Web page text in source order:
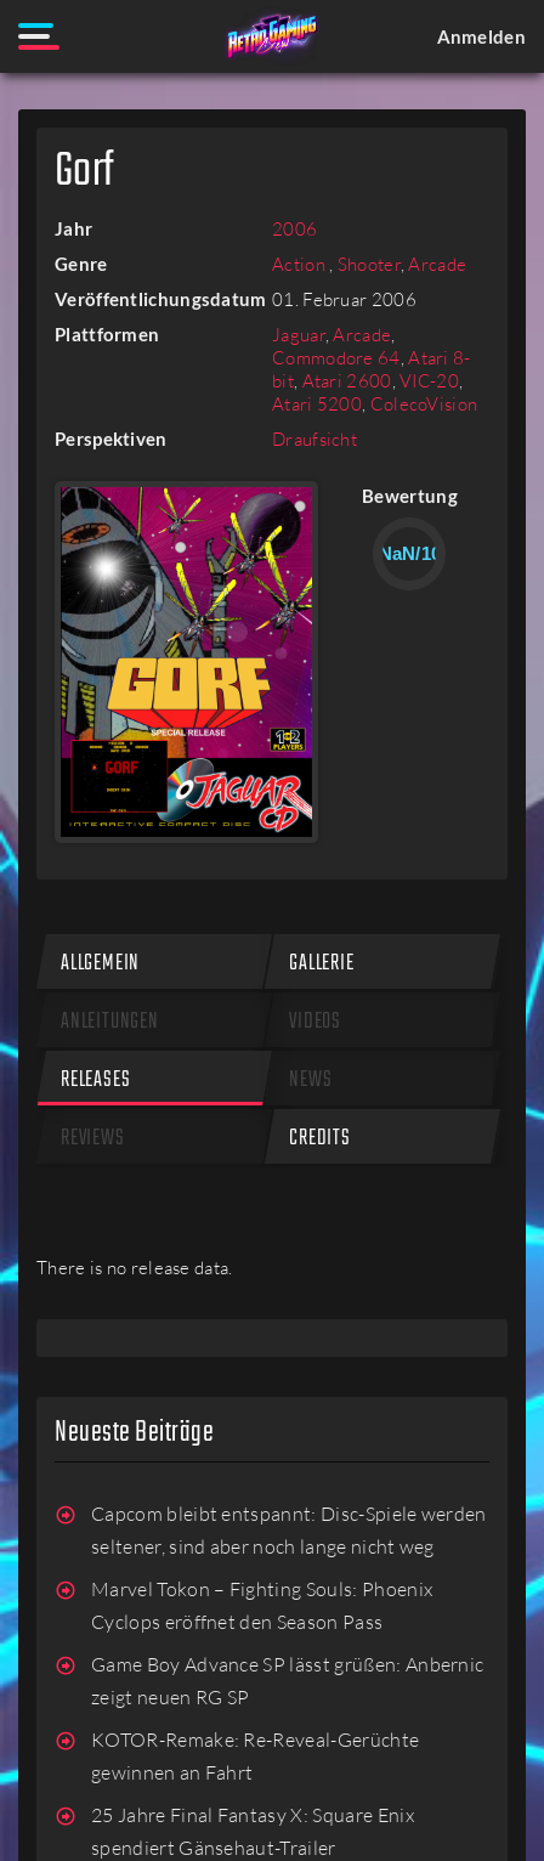
Anmelden
Gorf
Jahr 2006
Genre Action , Shooter,Arcade
Veröffentlichungsdatum 01. Februar 2006
Plattformen Jaguar,Arcade,
Commodore 64,Atari 8-
bit, Atari 2600,VIC-20,
Atari 5200, ColecoVision
Perspektiven Draufsicht
Bewertung
NaN/10
ALLGEMEIN
GALLERIE
ANLEITUNGEN
VIDEOS
RELEASES
NEWS
REVIEWS
CREDITS
There is no release data.
Neueste Beiträge
Capcom bleibt entspannt: Disc-Spiele werden
seltener, sind aber noch lange nicht weg
Marvel Tokon – Fighting Souls: Phoenix
Cyclops eröffnet den Season Pass
Game Boy Advance SP lässt grüßen: Anbernic
zeigt neuen RG SP
KOTOR-Remake: Re-Reveal-Gerüchte
gewinnen an Fahrt
25 Jahre Final Fantasy X: Square Enix
spendiert Gänsehaut-Trailer